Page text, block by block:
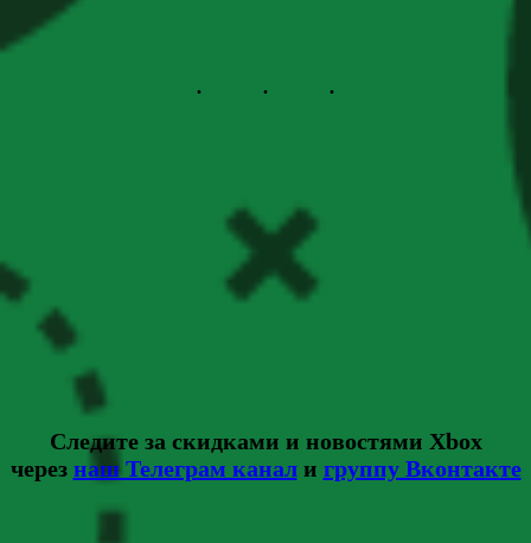
Следите за скидками и новостями Xbox
через наш Телеграм канали группу Вконтакте